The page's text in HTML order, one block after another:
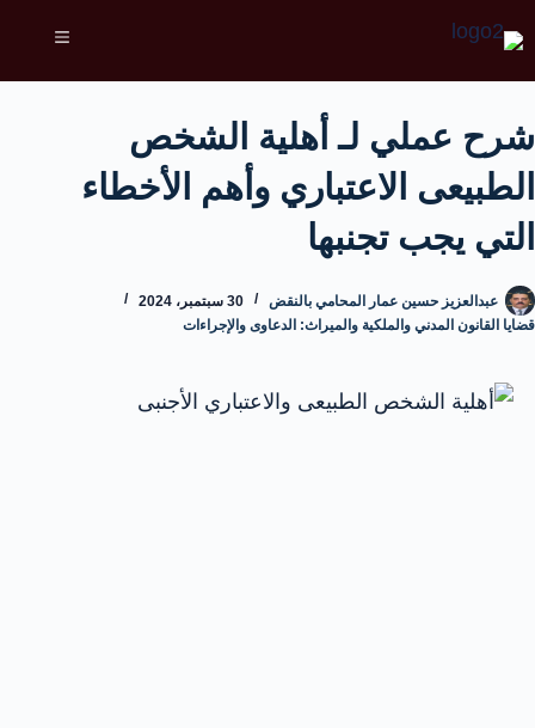
شرح عملي لـ أهلية الشخص
الطبيعى الاعتباري وأهم الأخطاء
التي يجب تجنبها
عبدالعزيز حسين عمار المحامي بالنقض
30 سبتمبر، 2024
قضايا القانون المدني والملكية والميراث: الدعاوى والإجراءات